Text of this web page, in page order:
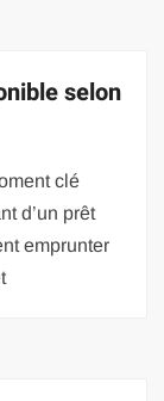
selon
clé
d’un prêt
emprunter